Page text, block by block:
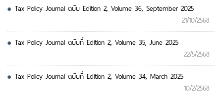
Tax Policy Journal ฉบับ Edition 2, Volume 36, September 2025
21/10/2568
Tax Policy Journal ฉบับที่ Edition 2, Volume 35, June 2025
22/5/2568
Tax Policy Journal ฉบับที่ Edition 2, Volume 34, March 2025
10/2/2568